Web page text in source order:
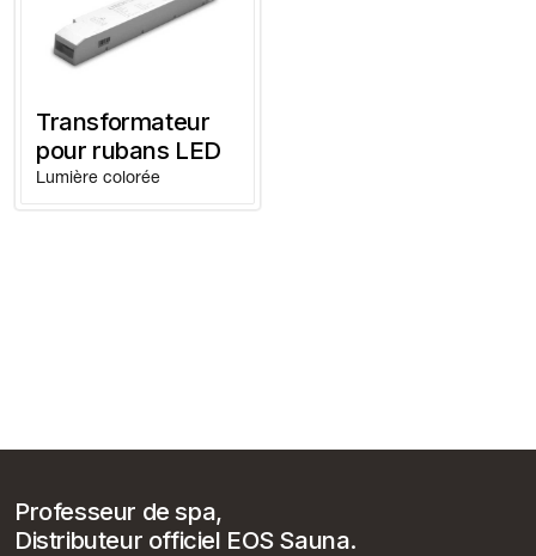
Transformateur
pour rubans LED
Lumière colorée
Professeur de spa,
Distributeur officiel EOS Sauna.